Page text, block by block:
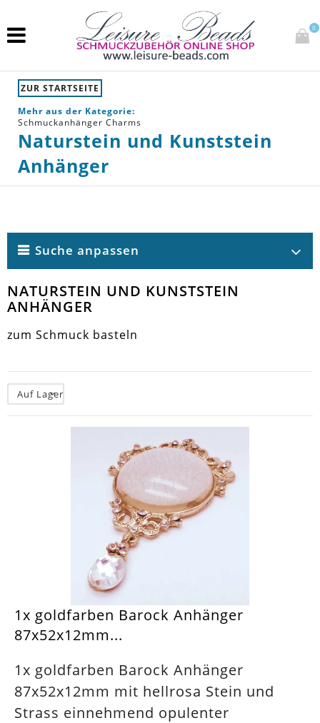
0
ZUR STARTSEITE
Mehr aus der Kategorie:
Schmuckanhänger Charms
Naturstein und Kunststein
Anhänger
Suche anpassen
NATURSTEIN UND KUNSTSTEIN
ANHÄNGER
zum Schmuck basteln
Auf Lager
1x goldfarben Barock Anhänger
87x52x12mm...
1x goldfarben Barock Anhänger
87x52x12mm mit hellrosa Stein und
Strass einnehmend opulenter